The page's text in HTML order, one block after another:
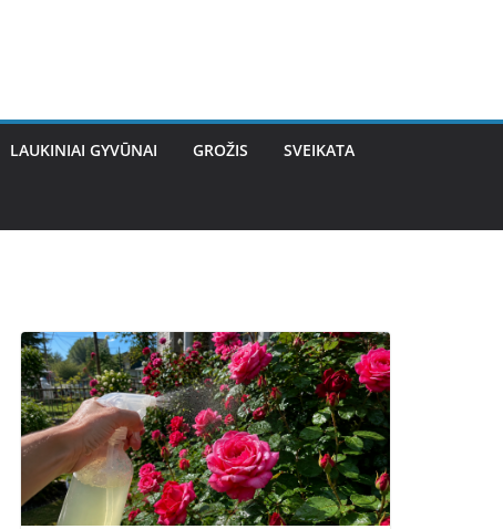
LAUKINIAI GYVŪNAI GROŽIS SVEIKATA